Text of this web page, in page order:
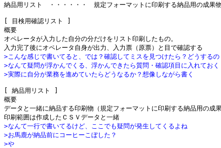
納品用リスト　・・・・・・　規定フォーマットに印刷する納品用の成果
[ 目検用確認リスト ]
概要
オペレータが入力した自分の分だけをリスト印刷したもの。
>こんな感じで書いてると、では？確認してミスを見つけたら？どうするの
>なんて疑問が浮かんでくる、浮かんできたら質問・確認項目に入れておく
>実際に自分が業務を進めていたらどうなるか？想像しながら書く
[ 納品用リスト ]
概要
データと一緒に納品する印刷物（規定フォーマットに印刷する納品用の成
>なんて一行で書いてるけど、ここでも疑問が発生してくるよね
>お馬鹿が納品前にコーヒーこぼした？
>や